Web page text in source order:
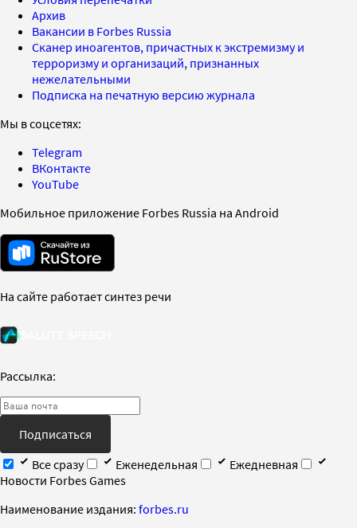
Архив
Вакансии в Forbes Russia
Сканер иноагентов, причастных к экстремизму и
терроризму и организаций, признанных
нежелательными
Подписка на печатную версию журнала
Мы в соцсетях:
Telegram
ВКонтакте
YouTube
Мобильное приложение Forbes Russia на Android
На сайте работает синтез речи
Рассылка:
Подписаться
Все сразу
Еженедельная
Ежедневная
Новости Forbes Games
Наименование издания: forbes.ru